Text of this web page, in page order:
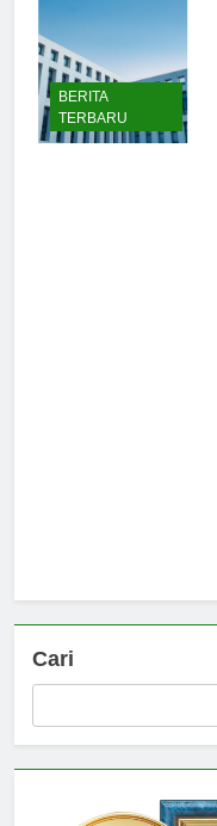
BERITA
TERBARU
Cari